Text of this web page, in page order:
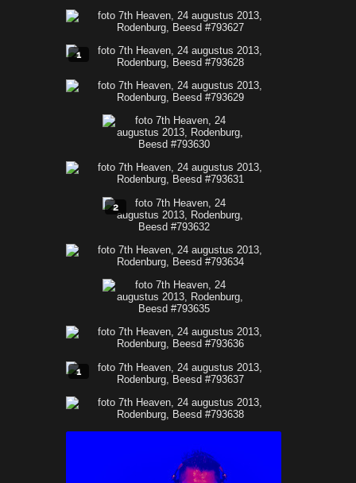
1
2
1